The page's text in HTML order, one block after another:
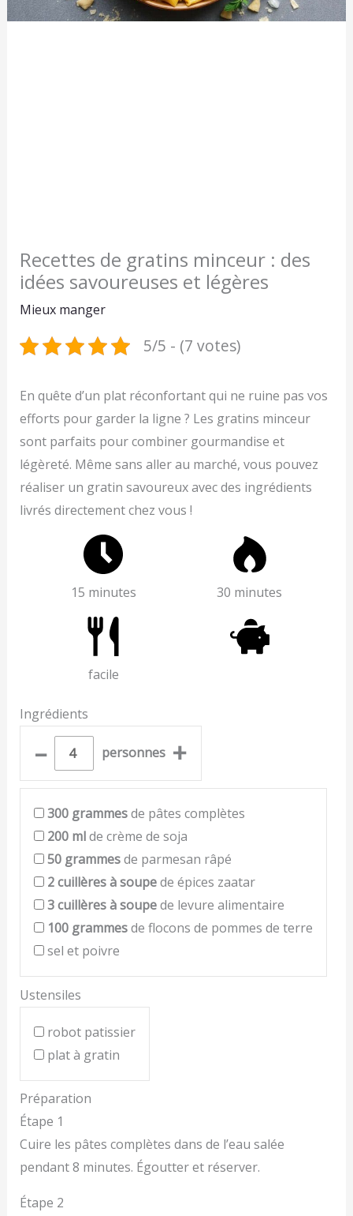
Recettes de gratins minceur : des
idées savoureuses et légères
Mieux manger
5/5 - (7 votes)
En quête d’un plat réconfortant qui ne ruine pas vos
efforts pour garder la ligne ? Les gratins minceur
sont parfaits pour combiner gourmandise et
légèreté. Même sans aller au marché, vous pouvez
réaliser un gratin savoureux avec des ingrédients
livrés directement chez vous !
15 minutes 30 minutes
facile
Ingrédients
– personnes +
300 grammesde pâtes complètes
200 mlde crème de soja
50 grammesde parmesan râpé
2cuillères à soupede épices zaatar
3cuillères à soupede levure alimentaire
100 grammesde flocons de pommes de terre
sel et poivre
Ustensiles
robot patissier
plat à gratin
Préparation
Étape 1
Cuire les pâtes complètes dans de l’eau salée
pendant 8 minutes. Égoutter et réserver.
Étape 2